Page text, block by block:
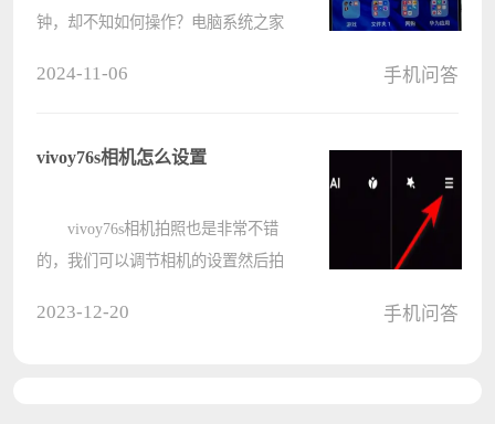
钟，却不知如何操作？电脑系统之家
醒和自定义铃声。继续阅读，了解如
2024-11-06 手机问答
vivoy76s相机怎么设置
vivoy76s相机拍照也是非常不错
的，我们可以调节相机的设置然后拍
2023-12-20 手机问答